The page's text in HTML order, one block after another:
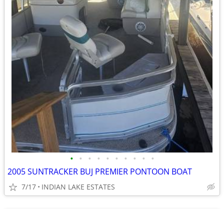
• • • • • • • • • •
2005 SUNTRACKER BUJ PREMIER PONTOON BOAT
7/17 INDIAN LAKE ESTATES